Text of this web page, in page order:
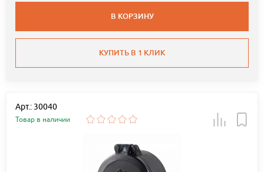
В КОРЗИНУ
КУПИТЬ В 1 КЛИК
Арт.: 30040
Товар в наличии